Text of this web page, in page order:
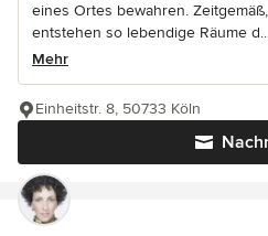
eines Ortes bewahren.
entstehen so lebendige Räume
Mehr
Einheitstr. 8, 50733 Köln